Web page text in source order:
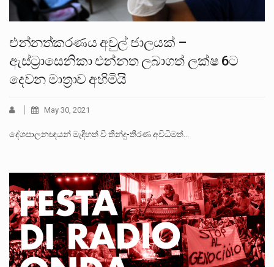
එන්නත්කරණය අවුල් ජාලයක් –
ඇස්ට්‍රාසෙනිකා එන්නත ලබාගත් ලක්ෂ 6ට
දෙවන මාත්‍රාව අහිමියි
May 30, 2021
දේශපාලනඥයන් මැදිහත් වී තීන්දු-තීරණ අවිධිමත්…